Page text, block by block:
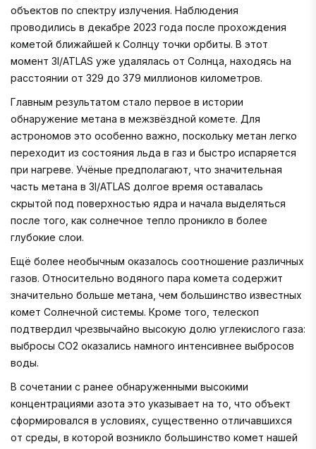
объектов по спектру излучения. Наблюдения
проводились в декабре 2023 года после прохождения
кометой ближайшей к Солнцу точки орбиты. В этот
момент 3I/ATLAS уже удалялась от Солнца, находясь на
расстоянии от 329 до 379 миллионов километров.
Главным результатом стало первое в истории
обнаружение метана в межзвёздной комете. Для
астрономов это особенно важно, поскольку метан легко
переходит из состояния льда в газ и быстро испаряется
при нагреве. Учёные предполагают, что значительная
часть метана в 3I/ATLAS долгое время оставалась
скрытой под поверхностью ядра и начала выделяться
после того, как солнечное тепло проникло в более
глубокие слои.
Ещё более необычным оказалось соотношение различных
газов. Относительно водяного пара комета содержит
значительно больше метана, чем большинство известных
комет Солнечной системы. Кроме того, телескоп
подтвердил чрезвычайно высокую долю углекислого газа:
выбросы CO2 оказались намного интенсивнее выбросов
воды.
В сочетании с ранее обнаруженными высокими
концентрациями азота это указывает на то, что объект
сформировался в условиях, существенно отличавшихся
от среды, в которой возникло большинство комет нашей